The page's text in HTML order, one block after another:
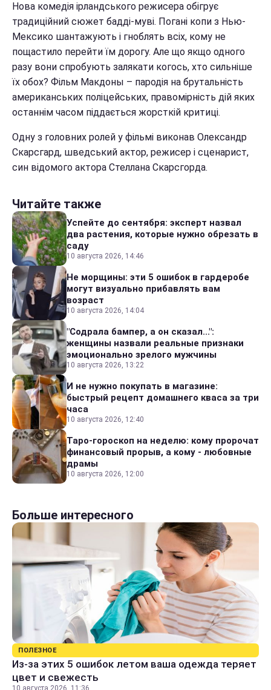
Нова комедія ірландського режисера обігрує
традиційний сюжет бадді-муві. Погані копи з Нью-
Мексико шантажують і гноблять всіх, кому не
пощастило перейти їм дорогу. Але що якщо одного
разу вони спробують залякати когось, хто сильніше
їх обох? Фільм Макдоны – пародія на брутальність
американських поліцейських, правомірність дій яких
останнім часом піддається жорсткій критиці.
Одну з головних ролей у фільмі виконав Олександр
Скарсгард, шведський актор, режисер і сценарист,
син відомого актора Стеллана Скарсгорда.
Читайте также
Успейте до сентября: эксперт назвал
два растения, которые нужно обрезать в
саду
10 августа 2026, 14:46
Не морщины: эти 5 ошибок в гардеробе
могут визуально прибавлять вам
возраст
10 августа 2026, 14:04
"Содрала бампер, а он сказал...":
женщины назвали реальные признаки
эмоционально зрелого мужчины
10 августа 2026, 13:22
И не нужно покупать в магазине:
быстрый рецепт домашнего кваса за три
часа
10 августа 2026, 12:40
Таро-гороскоп на неделю: кому пророчат
финансовый прорыв, а кому - любовные
драмы
10 августа 2026, 12:00
Больше интересного
ПОЛЕЗНОЕ
Из-за этих 5 ошибок летом ваша одежда теряет
цвет и свежесть